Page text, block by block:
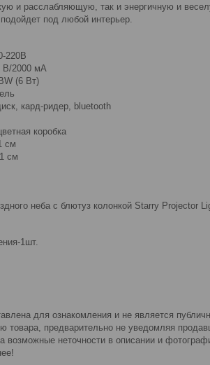
и расслабляющую, так и энергичную и
под любой интерьер.
220В
В/2000 мА
(6 Вт)
кард-ридер, bluetooth
коробка
см
см
неба с блютуз колонкой Starry Projector
1шт.
для ознакомления и не является
товара, предварительно не уведомляя
возможные неточности в описании и